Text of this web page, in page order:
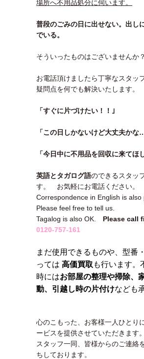
場所へ不用品処分に伺います。
普段のごみの日に出せない。出し
でいる。
そういったものはございませんか？
お電話頂けましたら丁寧なスタッ
疑問点を何でも解決いたします。
「すぐに片づけたい！！｣
「この日しかないけど大丈夫かな
「今日中に不用品を回収に来てほ
英語とタガログ語のできるスタッ
す。 お気軽にお電話ください。
Correspondence in English is also
Please feel free to tell us.
Tagalog is also OK. Please
0120-757-161
まだ使用できるものや、型番
っては 高価買取 も行います。
時にはお部屋の整理や掃除、
動、引越し時の片付けなども
心のこもった、お客様一人ひとり
ービスを提供させていただきます。
スタッフ一同、皆様からのご連絡
ちしております。